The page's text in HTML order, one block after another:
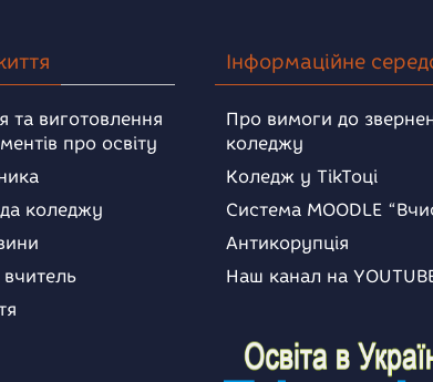
та виготовлення
про освіту
коледжу
Інформаційне
Про вимоги до
коледжу
Коледж у TikToці
Система MOODLE
Антикорупція
Наш канал на